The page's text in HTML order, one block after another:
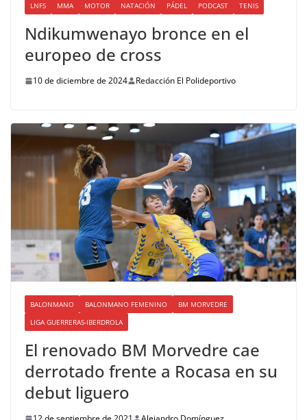
LNFS
MMA MOTOR NATACIÓN PÁDEL PODCAST TENIS
Ndikumwenayo bronce en el
europeo de cross
10 de diciembre de 2024 Redacción El Polideportivo
BALONMANO BALONMANO FEMENINO
BM MORVEDRE
LIGA GUERRERAS-IBERDROLA
El renovado BM Morvedre cae
derrotado frente a Rocasa en su
debut liguero